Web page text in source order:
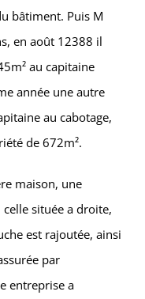
bâtiment. Puis M
en août 12388 il
au capitaine
année une autre
au cabotage,
de 672m².
maison, une
située a droite,
est rajoutée, ainsi
par
entreprise a